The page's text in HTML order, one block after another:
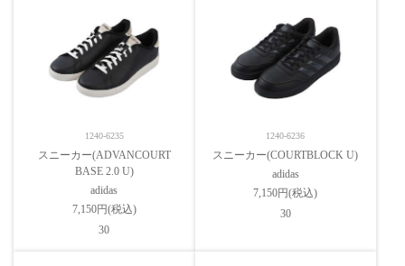
1240-6235
スニーカー(ADVANCOURT
BASE 2.0 U)
adidas
7,150円(税込)
30
1240-6236
スニーカー(COURTBLOCK U)
adidas
7,150円(税込)
30